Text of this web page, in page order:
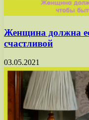
Женщина должна
счастливой
03.05.2021